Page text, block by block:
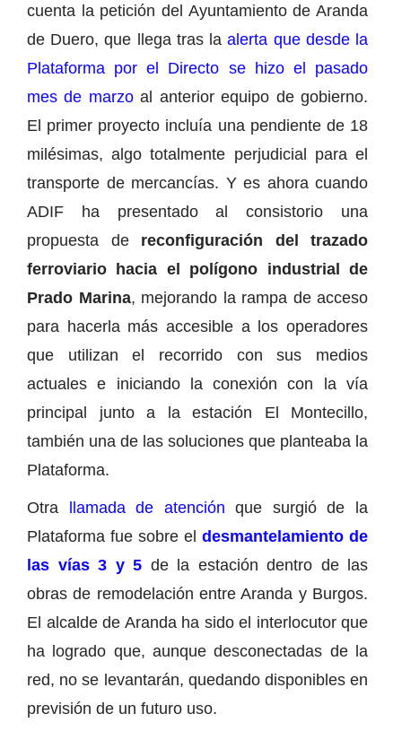
cuenta la petición del Ayuntamiento de Aranda
de Duero, que llega tras laalerta que desde la
Plataforma por el Directo se hizo el pasado
mes de marzoal anterior equipo de gobierno.
El primer proyecto incluía una pendiente de 18
milésimas, algo totalmente perjudicial para el
transporte de mercancías. Y es ahora cuando
ADIF ha presentado al consistorio una
propuesta dereconfiguración del trazado
ferroviario hacia el polígono industrial de
Prado Marina, mejorando la rampa de acceso
para hacerla más accesible a los operadores
que utilizan el recorrido con sus medios
actuales e iniciando la conexión con la vía
principal junto a la estación El Montecillo,
también una de las soluciones que planteaba la
Plataforma.
Otra llamada de atención que surgió de la
Plataforma fue sobre el desmantelamiento de
las vías 3 y 5 de la estación dentro de las
obras de remodelación entre Aranda y Burgos.
El alcalde de Aranda ha sido el interlocutor que
ha logrado que, aunque desconectadas de la
red, no se levantarán, quedando disponibles en
previsión de un futuro uso.